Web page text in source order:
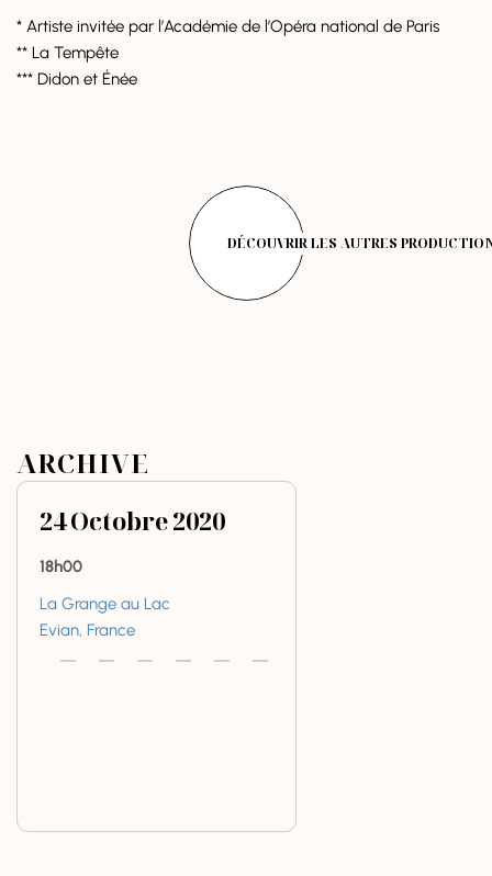
* Artiste invitée par l’Académie de l’Opéra national de Paris
** La Tempête
*** Didon et Énée
DÉCOUVRIR LES AUTRES
ARCHIVE
24Octobre2020
18h00
La Grange au Lac
Evian, France